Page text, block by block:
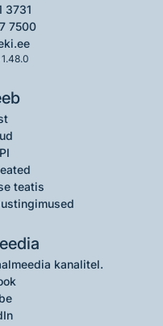
3731
7500
teatis
kanalitel.